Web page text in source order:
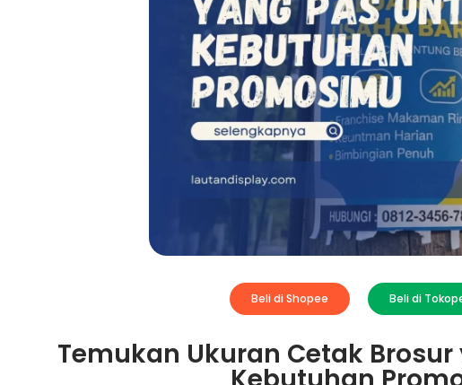
Beli di Shopee Beli di
Temukan Ukuran Cetak